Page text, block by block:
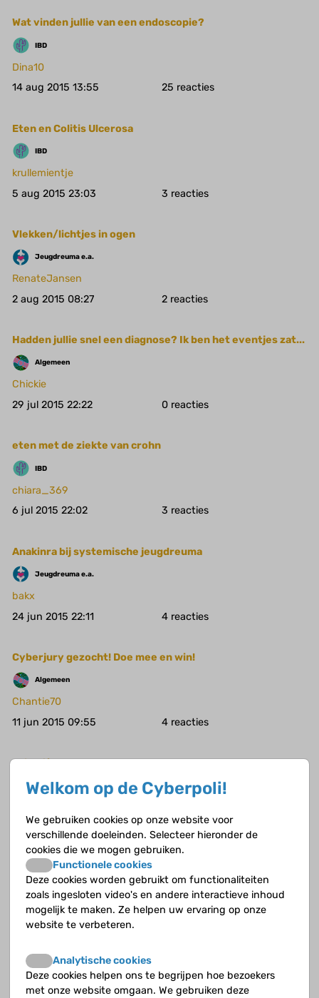
IBD
Wat vinden jullie van een endoscopie?
Dina10
14 aug 2015 13:55
25
IBD
Eten en Colitis Ulcerosa
krullemientje
5 aug 2015 23:03
3
Jeugdreuma e.a.
Vlekken/lichtjes in ogen
RenateJansen
2 aug 2015 08:27
2
Algemeen
Hadden jullie snel een diagnose? Ik ben het eventjes zat...
Chickie
29 jul 2015 22:22
0
IBD
eten met de ziekte van crohn
chiara_369
6 jul 2015 22:02
3
Jeugdreuma e.a.
Anakinra bij systemische jeugdreuma
bakx
24 jun 2015 22:11
4
Algemeen
Cyberjury gezocht! Doe mee en win!
Chantie70
11 jun 2015 09:55
4
Coeliakie
vakantiee
11 jun 2015 00:17
4
Jeugdreuma e.a.
Nog meer mensen tijdelijk gestopt met MTX?
jorie
nieuwe afdeling
Welkom op de Cyberpoli!
We gebruiken cookies op onze website voor
verschillende doeleinden. Selecteer hieronder de
cookies die we mogen gebruiken.
Functionele cookies
Deze cookies worden gebruikt om functionaliteiten
zoals ingesloten video's en andere interactieve inhoud
mogelijk te maken. Ze helpen uw ervaring op onze
website te verbeteren.
Analytische cookies
Deze cookies helpen ons te begrijpen hoe bezoekers
met onze website omgaan. We gebruiken deze